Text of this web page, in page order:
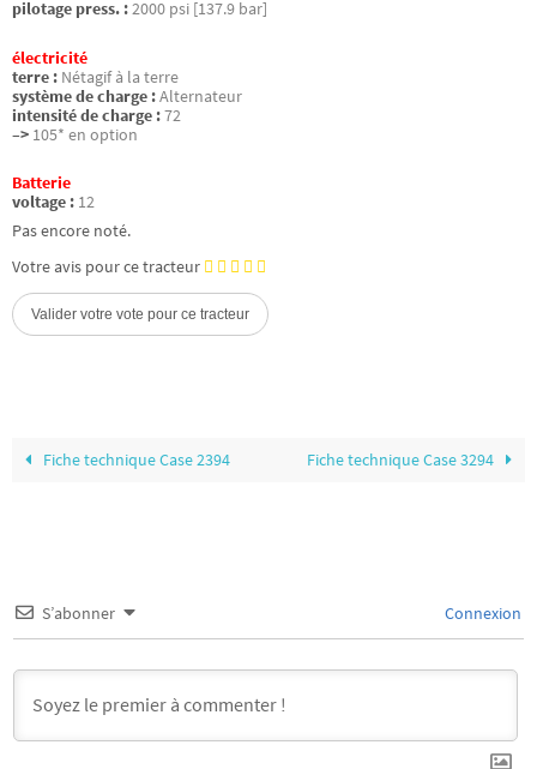
pilotage press. :2000 psi [137.9 bar]
électricité
terre : Nétagif à la terre
système de charge :Alternateur
intensité de charge :72
–> 105* en option
Batterie
voltage : 12
Pas encore noté.
Votre avis pour ce tracteur
Fiche technique Case 2394 Fiche technique Case 3294
S’abonner Connexion